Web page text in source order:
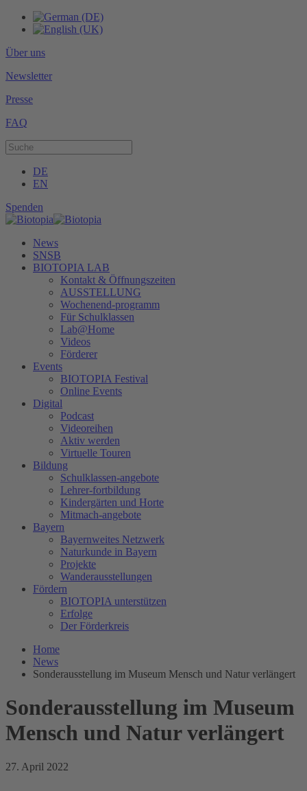
Über uns
Newsletter
Presse
FAQ
DE
EN
Spenden
News
SNSB
BIOTOPIA LAB
Kontakt & Öffnungszeiten
AUSSTELLUNG
Wochenend-programm
Für Schulklassen
Lab@Home
Videos
Förderer
Events
BIOTOPIA Festival
Online Events
Digital
Podcast
Videoreihen
Aktiv werden
Virtuelle Touren
Bildung
Schulklassen-angebote
Lehrer-fortbildung
Kindergärten und Horte
Mitmach-angebote
Bayern
Bayernweites Netzwerk
Naturkunde in Bayern
Projekte
Wanderausstellungen
Fördern
BIOTOPIA unterstützen
Erfolge
Der Förderkreis
Home
News
Sonderausstellung im Museum Mensch und Natur verlängert
Sonderausstellung im Museum
Mensch und Natur verlängert
27. April 2022